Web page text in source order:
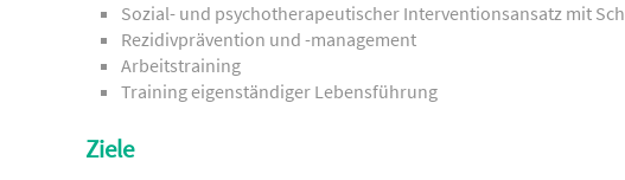
Sozial- und psychotherapeutischer Interventionsansatz mit
Rezidivprävention und -management
Arbeitstraining
Training eigenständiger Lebensführung
Ziele